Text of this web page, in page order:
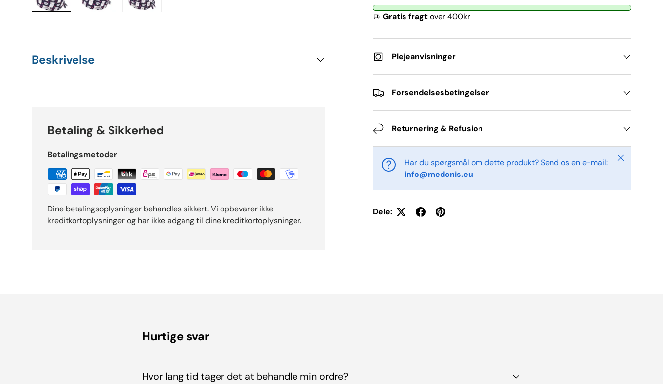
Gratis fragtover 400kr
Plejeanvisninger
Forsendelsesbetingelser
Returnering & Refusion
Har du spørgsmål om dette produkt? Send os en e-mail:
info@medonis.eu
Tæt
Dele:
Beskrivelse
Betaling & Sikkerhed
Betalingsmetoder
Dine betalingsoplysninger behandles sikkert. Vi opbevarer ikke
kreditkortoplysninger og har ikke adgang til dine kreditkortoplysninger.
Hurtige svar
Hvor lang tid tager det at behandle min ordre?